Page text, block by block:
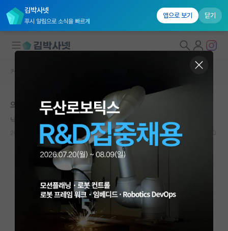
김박사넷
푸시 알림으로 소식을 빠르게
앱으로 보기 닫기
국내대학원 정보
연구실&오픈랩
커뮤니티
커뮤니티 홈
전체글보기
베스트 게시판
IF 명예의전당
커뮤니티 홈
의사들은 파업이라도 할 수 있지,,,
낙천적인 로버트 보일
12 10802